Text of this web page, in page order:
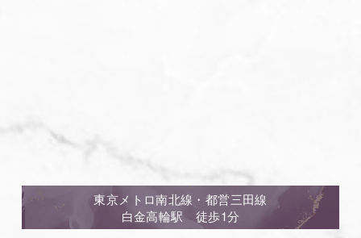
東京メトロ南北線・都営三田線
白金高輪駅 徒歩1分